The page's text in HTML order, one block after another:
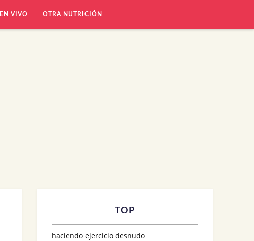
EN VIVO OTRA NUTRICIÓN
TOP
haciendo ejercicio desnudo